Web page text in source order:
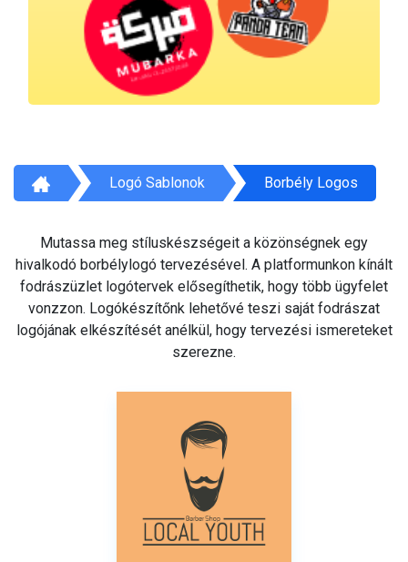
Logó Sablonok Borbély Logos
Mutassa meg stíluskészségeit a közönségnek egy
hivalkodó borbélylogó tervezésével. A platformunkon kínált
fodrászüzlet logótervek elősegíthetik, hogy több ügyfelet
vonzzon. Logókészítőnk lehetővé teszi saját fodrászat
logójának elkészítését anélkül, hogy tervezési ismereteket
szerezne.